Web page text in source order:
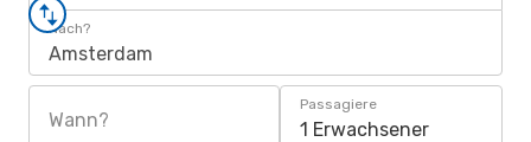
Nach?
Amsterdam
Wann?
Passagiere
1 Erwachsener